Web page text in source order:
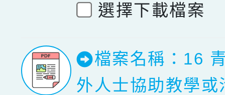
選擇下載檔案
檔案名稱：16
外人士協助教學或